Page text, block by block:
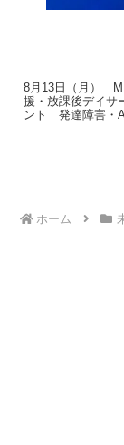
8月13日（月）
援・放課後デイサ
ント 発達障害・
ホーム